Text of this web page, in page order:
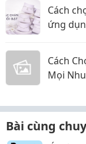
Cách
ứng
Cách
Mọi
Bài cùng